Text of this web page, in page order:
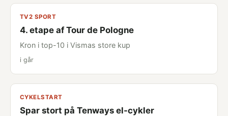
TV2 SPORT
4. etape af Tour de Pologne
Kron i top-10 i Vismas store kup
i går
CYKELSTART
Spar stort på Tenways el-cykler